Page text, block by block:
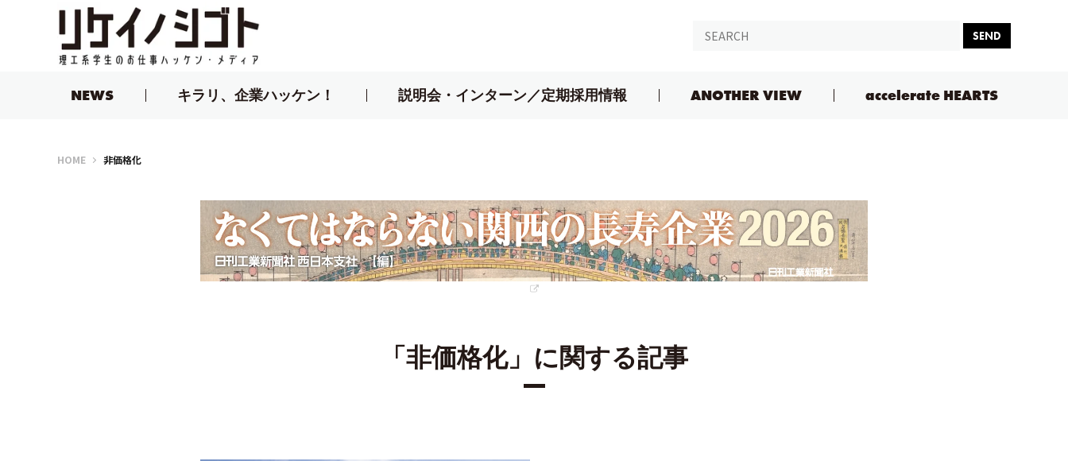
SEND
NEWS キラリ、企業ハッケン！ 説明会・インターン／定期採用情報 ANOTHER VIEW accelerate HEARTS
HOMEリケイノシゴト
非価格化
「非価格化」に関する記事